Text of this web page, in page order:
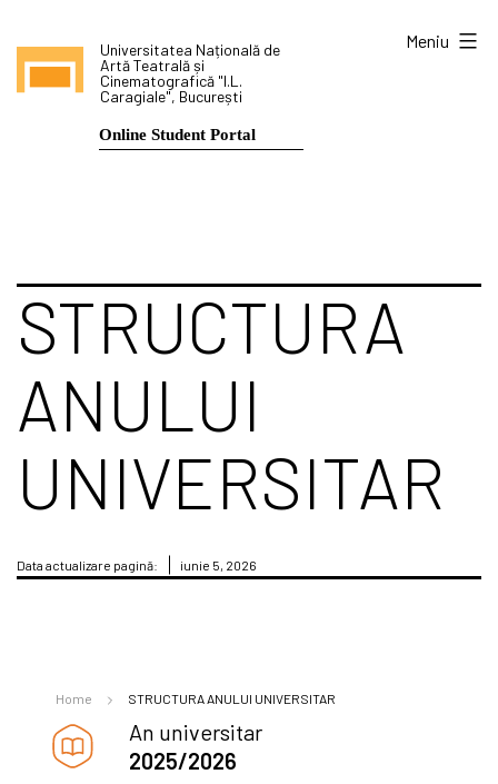
conținut
Universitatea Națională de
Artă Teatrală și
Cinematografică "I.L.
Caragiale", București
Online Student Portal
Meniu
STRUCTURA
ANULUI
UNIVERSITAR
Data actualizare pagină: iunie 5, 2026
Home STRUCTURA ANULUI UNIVERSITAR
An universitar
2025/2026